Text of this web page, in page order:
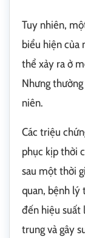
Tuy nhiên,
biểu hiện của
thể xảy ra ở
Nhưng
niên.
Các triệu
phục kịp thời
sau một thời
quan, bệnh lý
đến hiệu suất
trung và gây